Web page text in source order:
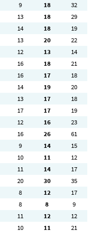
9 18
32
13 18
29
14 18
19
13 20
22
12 13
14
16 18
21
16 17
18
14 19
20
13 17
18
17 17
19
12 16
23
16 26
61
9 14
15
10 11
12
11 14
17
20 30
35
8 12
17
8 8
9
11 12
12
10 11
21